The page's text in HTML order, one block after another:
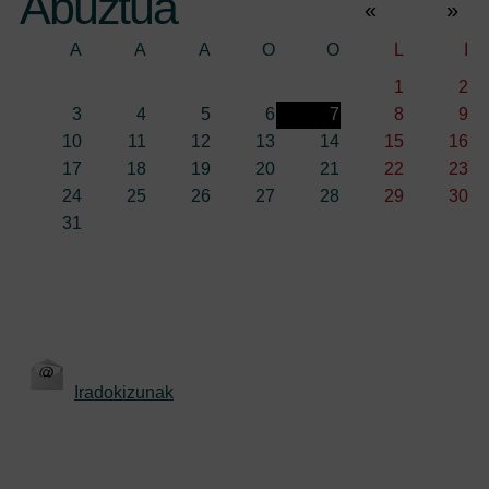
« »
A A A O O L
1
2
3
4 5 6 7 8
9
10
11 12 13 14 15
16
17
18 19 20 21 22
23
24
25 26 27 28 29
30
31
Iradokizunak